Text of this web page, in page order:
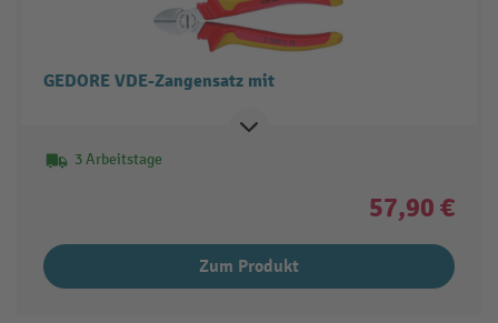
GEDORE VDE-Zangensatz mit
3 Arbeitstage
57,90 €
Zum Produkt